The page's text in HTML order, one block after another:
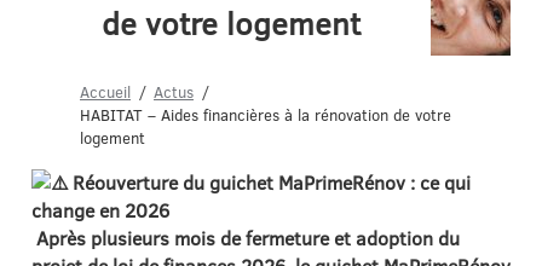
de votre logement
Accueil
Actus
HABITAT – Aides financières à la rénovation de votre
logement
Réouverture du guichet MaPrimeRénov : ce qui
change en 2026
Après plusieurs mois de fermeture et adoption du